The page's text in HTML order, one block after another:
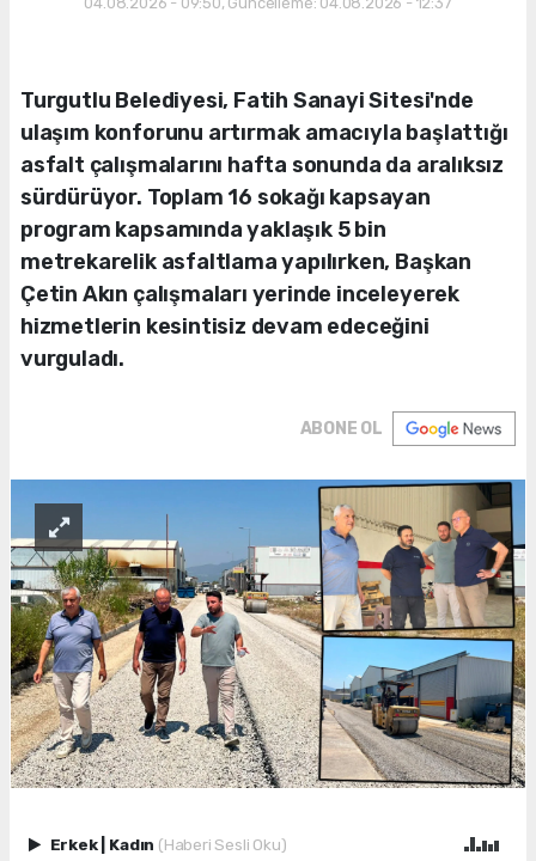
Turgutlu Belediyesi, Fatih Sanayi Sitesi'nde
ulaşım konforunu artırmak amacıyla başlattığı
asfalt çalışmalarını hafta sonunda da aralıksız
sürdürüyor. Toplam 16 sokağı kapsayan
program kapsamında yaklaşık 5 bin
metrekarelik asfaltlama yapılırken, Başkan
Çetin Akın çalışmaları yerinde inceleyerek
hizmetlerin kesintisiz devam edeceğini
vurguladı.
ABONE OL
Erkek Kadın (Haberi Sesli Oku)